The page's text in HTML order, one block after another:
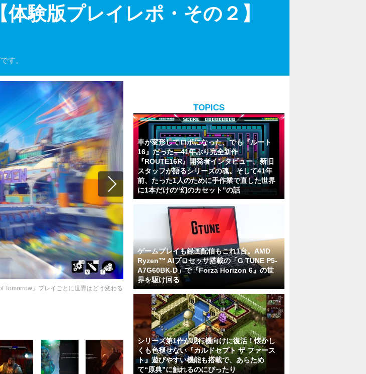
験版プレイレポ・その２】
す。
Tomorrow』プレイごとに世界はどう変わる
TOPICS
車が変形してロボになった、でも『ルート
16』だった―41年ぶり完全新作
『ROUTE16R』開発者インタビュー。新旧
スタッフが語るシリーズの魂。そして41年
前、たった1人のために手作業で直した世界
に1本だけの“幻のカセット”の話
ゲームプレイも録画配信もこれ1台。AMD
Ryzen™ AIプロセッサ搭載の「G TUNE P5-
A7G60BK-D」で『Forza Horizon 6』の世
界を駆け回る
シリーズ第1作が現行機向けに復活！懐かし
くも色褪せない『カルドセプト ザ ファース
ト』遊びやすい機能も搭載で、あらため
て“原典”に触れるのにぴったり